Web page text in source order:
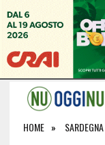
HOME SARDEGNA